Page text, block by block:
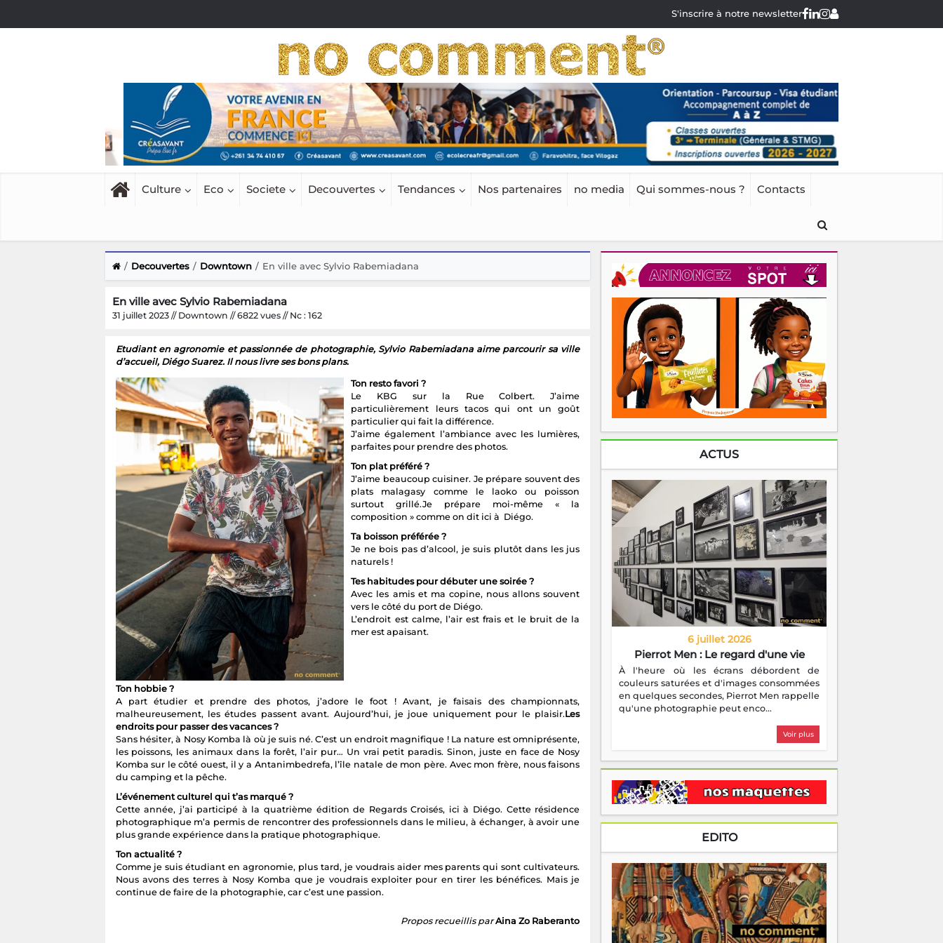
S'inscrire à notre newsletter
Culture Eco Societe Decouvertes Tendances Nos partenaires no media Qui sommes-nous ? Contacts
Decouvertes Downtown En ville avec Sylvio Rabemiadana
En ville avec Sylvio Rabemiadana
31 juillet 2023 // Downtown // 6822 vues // Nc : 162
Etudiant en agronomie et passionnée de photographie, Sylvio Rabemiadana aime parcourir sa ville
d’accueil, Diégo Suarez. Il nous livre ses bons plans.
Ton resto favori ?
Le KBG sur la Rue Colbert. J’aime
particulièrement leurs tacos qui ont un goût
particulier qui fait la différence.
J’aime également l’ambiance avec les lumières,
parfaites pour prendre des photos.
Ton plat préféré ?
J’aime beaucoup cuisiner. Je prépare souvent des
plats malagasy comme le laoko ou poisson
surtout grillé.Je prépare moi-même « la
composition » comme on dit ici à Diégo.
Ta boisson préférée ?
Je ne bois pas d’alcool, je suis plutôt dans les jus
naturels !
Tes habitudes pour débuter une soirée ?
Avec les amis et ma copine, nous allons souvent
vers le côté du port de Diégo.
L’endroit est calme, l’air est frais et le bruit de la
mer est apaisant.
Ton hobbie ?
A part étudier et prendre des photos, j’adore le foot ! Avant, je faisais des championnats,
malheureusement, les études passent avant. Aujourd’hui, je joue uniquement pour le plaisir.Les
endroits pour passer des vacances ?
Sans hésiter, à Nosy Komba là où je suis né. C’est un endroit magnifique ! La nature est omniprésente,
les poissons, les animaux dans la forêt, l’air pur… Un vrai petit paradis. Sinon, juste en face de Nosy
Komba sur le côté ouest, il y a Antanimbedrefa, l’île natale de mon père. Avec mon frère, nous faisons
du camping et la pêche.
L’événement culturel qui t’as marqué ?
Cette année, j’ai participé à la quatrième édition de Regards Croisés, ici à Diégo. Cette résidence
photographique m’a permis de rencontrer des professionnels dans le milieu, à échanger, à avoir une
plus grande expérience dans la pratique photographique.
Ton actualité ?
Comme je suis étudiant en agronomie, plus tard, je voudrais aider mes parents qui sont cultivateurs.
Nous avons des terres à Nosy Komba que je voudrais exploiter pour en tirer les bénéfices. Mais je
continue de faire de la photographie, car c’est une passion.
Propos recueillis par Aina Zo Raberanto
ACTUS
6 juillet 2026
Pierrot Men : Le regard d'une vie
À l'heure où les écrans débordent de
couleurs saturées et d'images consommées
en quelques secondes, Pierrot Men rappelle
qu'une photographie peut enco...
Voir plus
EDITO